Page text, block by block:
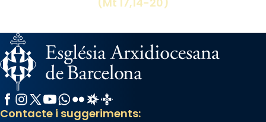
diablesses amb música i ball propis. Festa
«Si vols saber què és calor, ves per les
Santes a Mataró»🥵.
Photo
View on Facebook Share
Facebook
Instagram
X / Twitter
YouTube
WhatsApp
FlickrRadio Estel
Catalunya Cristiana
Contacte i suggeriments: